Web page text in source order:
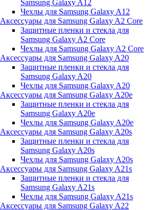
Samsung Galaxy A12
Чехлы для Samsung Galaxy A12
Аксессуары для Samsung Galaxy A2 Core
Защитные пленки и стекла для
Samsung Galaxy A2 Core
Чехлы для Samsung Galaxy A2 Core
Аксессуары для Samsung Galaxy A20
Защитные пленки и стекла для
Samsung Galaxy A20
Чехлы для Samsung Galaxy A20
Аксессуары для Samsung Galaxy A20e
Защитные пленки и стекла для
Samsung Galaxy A20e
Чехлы для Samsung Galaxy A20e
Аксессуары для Samsung Galaxy A20s
Защитные пленки и стекла для
Samsung Galaxy A20s
Чехлы для Samsung Galaxy A20s
Аксессуары для Samsung Galaxy A21s
Защитные пленки и стекла для
Samsung Galaxy A21s
Чехлы для Samsung Galaxy A21s
Аксессуары для Samsung Galaxy A22